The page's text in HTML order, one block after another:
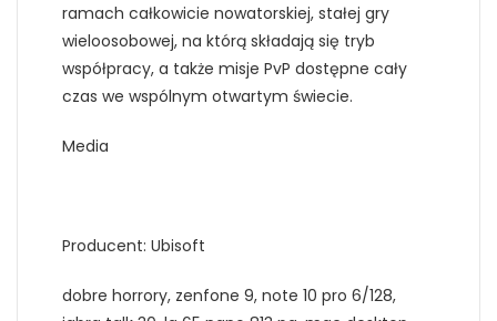
ramach całkowicie nowatorskiej, stałej gry
wieloosobowej, na którą składają się tryb
współpracy, a także misje PvP dostępne cały
czas we wspólnym otwartym świecie.
Media
Producent: Ubisoft
dobre horrory, zenfone 9, note 10 pro 6/128,